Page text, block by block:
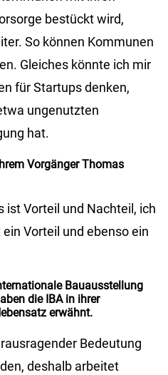
bestückt wird,
So können Kommunen
Gleiches könnte ich mir
für Startups denken,
ungenutzten
hat.
Vorgänger Thomas
ist Vorteil und Nachteil, ich
Vorteil und ebenso ein
Bauausstellung
die IBA in ihrer
erwähnt.
Bedeutung
deshalb arbeitet